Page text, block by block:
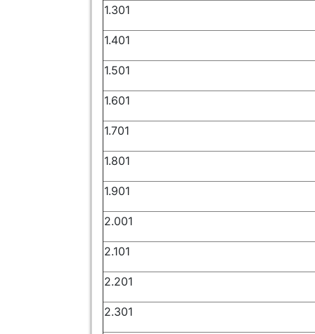
1.301
1.401
1.501
1.601
1.701
1.801
1.901
2.001
2.101
2.201
2.301